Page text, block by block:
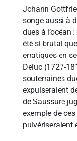
Johann
songe aussi à
dues à l’océan
été si brutal
erratiques en
Deluc (1727-
souterraines
expulseraient
de Saussure
exemple de
pulvériseraient